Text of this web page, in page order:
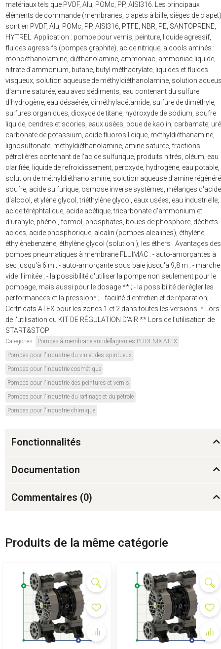
matériaux tels que PVDF, Alu, POMc, PP, AISI316. Les principaux
éléments de commande (membranes, clapets à bille, sièges de clapet)
sont en PVDF, Alu, POMc, PP, AISI316, PTFE, NBR, PE, SANTOPRENE,
HYTREL. Application : pompe pour vernis, peinture, liquide agressif,
fluides agressifs (pompes graphite), acide nitrique, alcools aminés :
monoéthanolamine, diéthanolamine, ammoniac, ammoniac liquide,
nitrate d'ammonium, butane, butyl méthacrylate, liquides et fluides
visqueux, solution aqueuse de méthyldiéthanolamine, solution
d'amine saturée, eau avec sédiments, eau contenant du sulfure
d'hydrogène, eau désaérée, diméthylacétamide, sulfure de diméthyle,
sulfures organiques, dioxyde de titane, hydroxyde de sodium, soufre
liquide, cendres et scories, eaux usées, boue de kaolin, carbamate,
carbonate de potassium, acide fluorosilicique, méthyldiéthanamine,
lignosulfonate, méthyldiéthanolamine, amine saturée, fractions
pétrolières contenant de l'acide sulfurique, produits nitrés, oléum, eau
clarifiée, liquide de refroidissement, peroxyde, hydrogène, eau potable,
solution de méthyldiéthanolamine, solution aqueuse d'amine
soufre, acide sulfurique, osmose inverse systèmes, mélanges
d'alcool, et ylène glycol, triéthylène glycol, eaux usées, eau industrielle,
acide téréphtalique, acide acétique, tricarbonate d'ammonium et
d'uranyle, phénol, formol, phosphates, boues de phosphore, déchets
acides, acide phosphorique, alcalin (pompes alcalines), éthylène,
éthylènebenzène, éthylène glycol (solution ), les éthers . Avantages des
pompes pneumatiques à membrane FLUIMAC : - auto-amorçantes à
sec jusqu'à 6 m ; - auto-amorçante sous baie jusqu'à 9,8 m ; - marche
vide illimitée ; - la possibilité d'utiliser la pompe non seulement pour le
pompage, mais aussi pour le dosage ** ; - la possibilité de régler les
performances et la pression* ; - facilité d'entretien et de réparation; -
Certificats ATEX pour les zones 1 et 2 dans toutes les versions. * Lors
de l'utilisation du KIT DE RÉGULATION D'AIR ** Lors de l'utilisation de
START&STOP
Catégories:
Pompes à membrane antidéflagrantes PHOENIX ATEX
Pompes pour l'industrie du vin et des spiritueux
Pompes pour l'industrie cosmétique
Pompes pour l'industrie des peintures et vernis
Pompes pour l'industrie du raffinage et du pétrole
Pompes pour l'industrie chimique
Fonctionnalités
Documentation
Commentaires (0)
Produits de la même catégorie